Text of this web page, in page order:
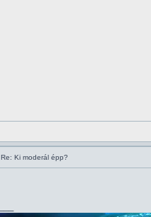
Re: Ki moderál épp?